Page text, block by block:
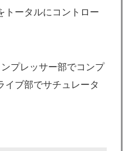
トータルにコントロー
プレッサー部でコンプ
イブ部でサチュレータ